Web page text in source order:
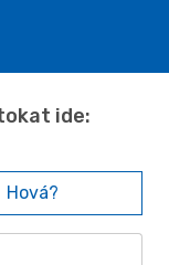
ide:
Hová?